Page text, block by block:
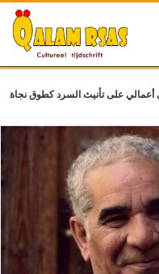
على تأنيث السرد كطوق نجاة